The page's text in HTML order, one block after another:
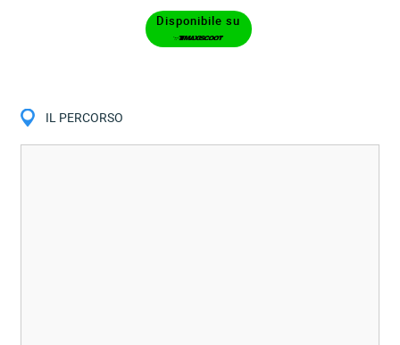
Disponibile su
IL PERCORSO